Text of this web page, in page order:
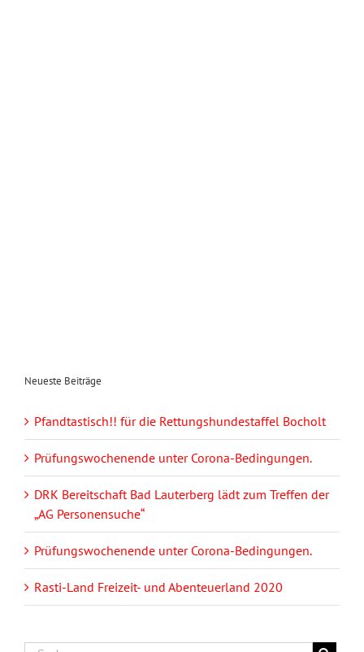
Neueste Beiträge
Pfandtastisch!! für die Rettungshundestaffel Bocholt
Prüfungswochenende unter Corona-Bedingungen.
DRK Bereitschaft Bad Lauterberg lädt zum Treffen der
„AG Personensuche“
Prüfungswochenende unter Corona-Bedingungen.
Rasti-Land Freizeit- und Abenteuerland 2020